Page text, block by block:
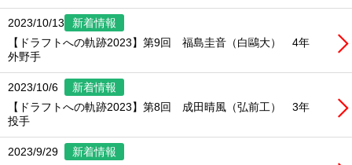
2023/10/13
新着情報
【ドラフトへの軌跡2023】第9回 福島圭音（白鷗大） 4年
外野手
2023/10/6
新着情報
【ドラフトへの軌跡2023】第8回 成田晴風（弘前工） 3年
投手
2023/9/29 新着情報